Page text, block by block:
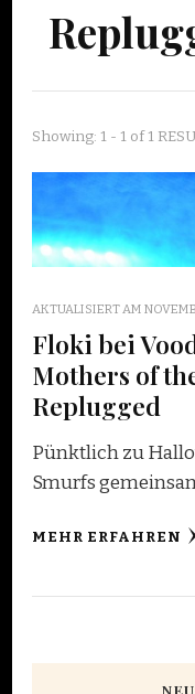
Showing: 1 - 1 of 1
AKTUALISIERT AM
Floki bei
Mothers of
Replugged
Pünktlich zu
Smurfs
MEHR ERFAHREN